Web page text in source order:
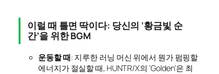
이럴 때 틀면 딱이다: 당신의 ‘황금빛 순
간’을 위한 BGM
운동할 때: 지루한 러닝 머신 위에서 뭔가 펌핑할
에너지가 절실할 때, HUNTR/X의 ‘Golden’은 최